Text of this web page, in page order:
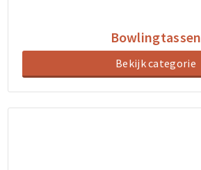
Bowlingtassen
Bekijk categorie